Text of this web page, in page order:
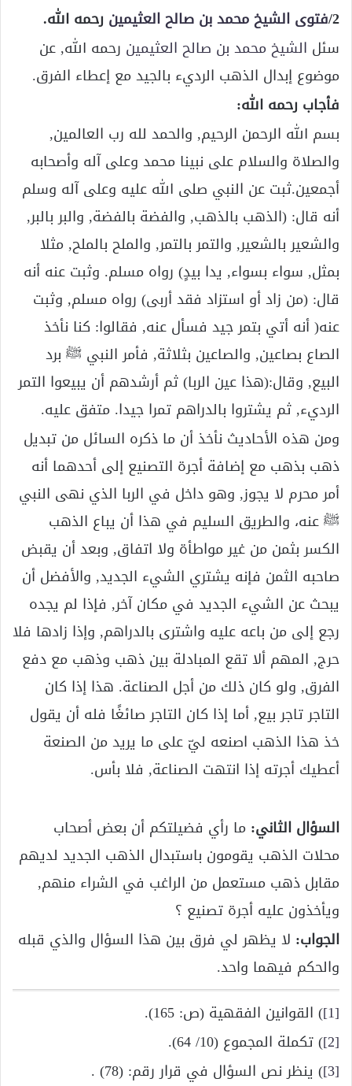
2/فتوى الشيخ محمد بن صالح العثيمين رحمه الله.
سئل الشيخ محمد بن صالح العثيمين رحمه الله, عن
موضوع إبدال الذهب الرديء بالجيد مع إعطاء الفرق.
فأجاب رحمه الله:
بسم الله الرحمن الرحيم, والحمد لله رب العالمين,
والصلاة والسلام على نبينا محمد وعلى آله وأصحابه
أجمعين.ثبت عن النبي صلى الله عليه وعلى آله وسلم
أنه قال: (الذهب بالذهب, والفضة بالفضة, والبر بالبر,
والشعير بالشعير, والتمر بالتمر, والملح بالملح, مثلا
بمثل, سواء بسواء, يدا بيدٍ) رواه مسلم. وثبت عنه أنه
قال: (من زاد أو استزاد فقد أربى) رواه مسلم, وثبت
عنه( أنه أتي بتمر جيد فسأل عنه, فقالوا: كنا نأخذ
الصاع بصاعين, والصاعين بثلاثة, فأمر النبي ﷺ برد
البيع, وقال:(هذا عين الربا) ثم أرشدهم أن يبيعوا التمر
الرديء, ثم يشتروا بالدراهم تمرا جيدا. متفق عليه.
ومن هذه الأحاديث نأخذ أن ما ذكره السائل من تبديل
ذهب بذهب مع إضافة أجرة التصنيع إلى أحدهما أنه
أمر محرم لا يجوز, وهو داخل في الربا الذي نهى النبي
ﷺ عنه، والطريق السليم في هذا أن يباع الذهب
الكسر بثمن من غير مواطأة ولا اتفاق, وبعد أن يقبض
صاحبه الثمن فإنه يشتري الشيء الجديد, والأفضل أن
يبحث عن الشيء الجديد في مكان آخر, فإذا لم يجده
رجع إلى من باعه عليه واشترى بالدراهم, وإذا زادها فلا
حرج, المهم ألا تقع المبادلة بين ذهب وذهب مع دفع
الفرق, ولو كان ذلك من أجل الصناعة. هذا إذا كان
التاجر تاجر بيع, أما إذا كان التاجر صائغًا فله أن يقول
خذ هذا الذهب اصنعه ليّ على ما يريد من الصنعة
أعطيك أجرته إذا انتهت الصناعة, فلا بأس.
السؤال الثاني: ما رأي فضيلتكم أن بعض أصحاب
محلات الذهب يقومون باستبدال الذهب الجديد لديهم
مقابل ذهب مستعمل من الراغب في الشراء منهم,
ويأخذون عليه أجرة تصنيع ؟
الجواب: لا يظهر لي فرق بين هذا السؤال والذي قبله
والحكم فيهما واحد.
[1] ) القوانين الفقهية (ص: 165).
[2] ) تكملة المجموع (10/ 64).
[3] ) ينظر نص السؤال في قرار رقم: (78) .